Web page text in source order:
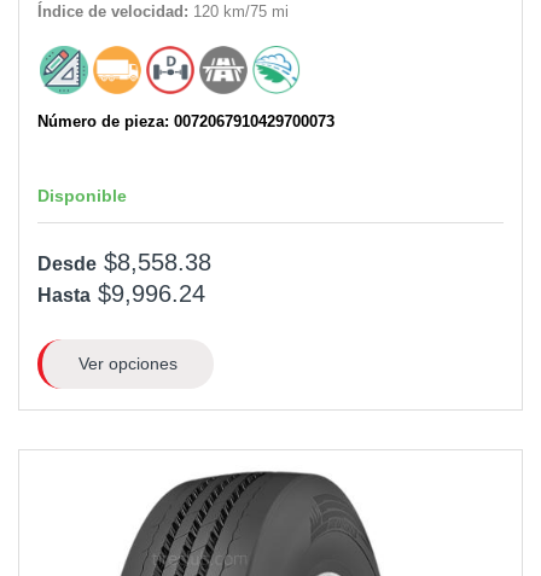
Índice de velocidad: 120 km/75 mi
Número de pieza: 0072067910429700073
Disponible
Desde $8,558.38
Hasta $9,996.24
Ver opciones